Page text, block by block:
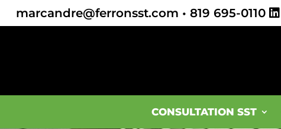
marcandre@ferronsst.com • 819 695-0110
CONSULTATION SST